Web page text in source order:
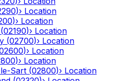
)› Location
)› Location
(02190)› Location
(02700)› Location
)› Location
)› Location
Sart (02800)› Location